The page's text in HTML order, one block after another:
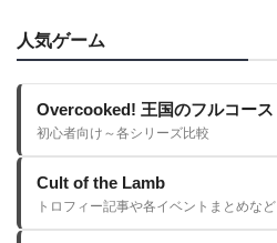
人気ゲーム
Overcooked! 王国のフルコース
初心者向け～各シリーズ比較
Cult of the Lamb
トロフィー記事や各イベントまとめなど